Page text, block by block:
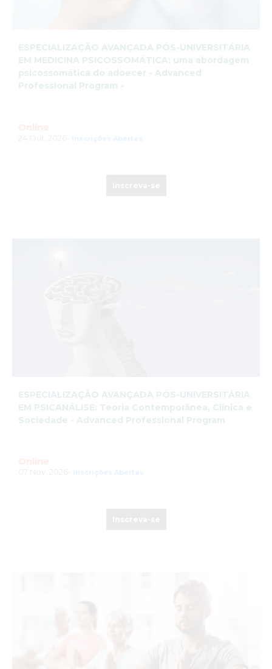
ESPECIALIZAÇÃO AVANÇADA PÓS-UNIVERSITÁRIA
EM MEDICINA PSICOSSOMÁTICA: uma abordagem
psicossomática do adoecer - Advanced
Professional Program -
Online
Inscrições Abertas
ESPECIALIZAÇÃO AVANÇADA PÓS-UNIVERSITÁRIA
EM PSICANÁLISE: Teoria Contemporânea, Clínica e
Sociedade - Advanced Professional Program
Online
Inscrições Abertas